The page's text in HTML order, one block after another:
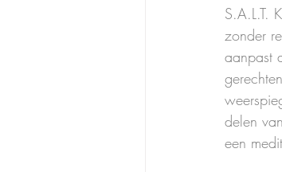
S.A.L.T.
zonder
aanpast
delen
een